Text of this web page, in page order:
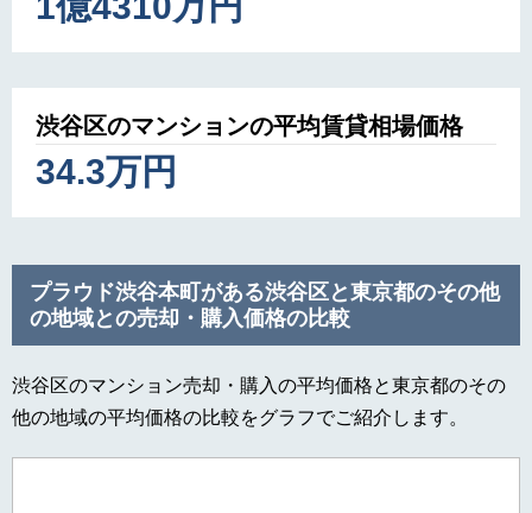
渋谷区のマンションの平均賃貸相場価格
34.3万円
プラウド渋谷本町がある渋谷区と東京都のその他
の地域との売却・購入価格の比較
渋谷区のマンション売却・購入の平均価格と東京都のその
他の地域の平均価格の比較をグラフでご紹介します。